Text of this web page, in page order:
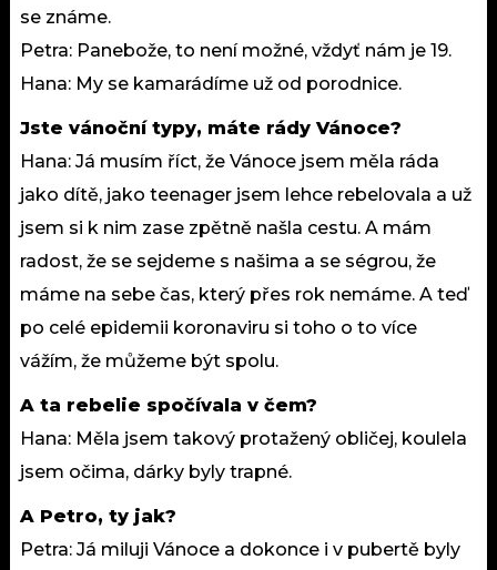
se známe.
Petra: Panebože, to není možné, vždyť nám je 19.
Hana: My se kamarádíme už od porodnice.
Jste vánoční typy, máte rády Vánoce?
Hana: Já musím říct, že Vánoce jsem měla ráda
jako dítě, jako teenager jsem lehce rebelovala a už
jsem si k nim zase zpětně našla cestu. A mám
radost, že se sejdeme s našima a se ségrou, že
máme na sebe čas, který přes rok nemáme. A teď
po celé epidemii koronaviru si toho o to více
vážím, že můžeme být spolu.
A ta rebelie spočívala v čem?
Hana: Měla jsem takový protažený obličej, koulela
jsem očima, dárky byly trapné.
A Petro, ty jak?
Petra: Já miluji Vánoce a dokonce i v pubertě byly